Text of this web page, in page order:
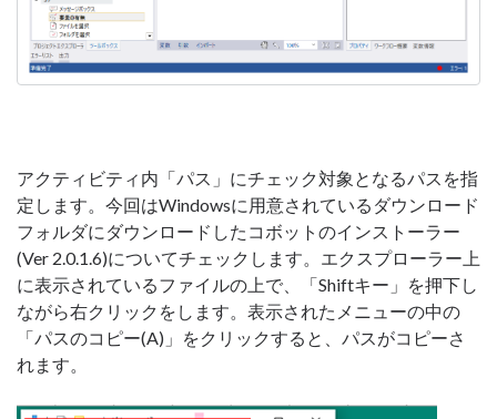
アクティビティ内「パス」にチェック対象となるパスを指
定します。今回はWindowsに用意されているダウンロード
フォルダにダウンロードしたコボットのインストーラー
(Ver 2.0.1.6)についてチェックします。エクスプローラー上
に表示されているファイルの上で、「Shiftキー」を押下し
ながら右クリックをします。表示されたメニューの中の
「パスのコピー(A)」をクリックすると、パスがコピーさ
れます。